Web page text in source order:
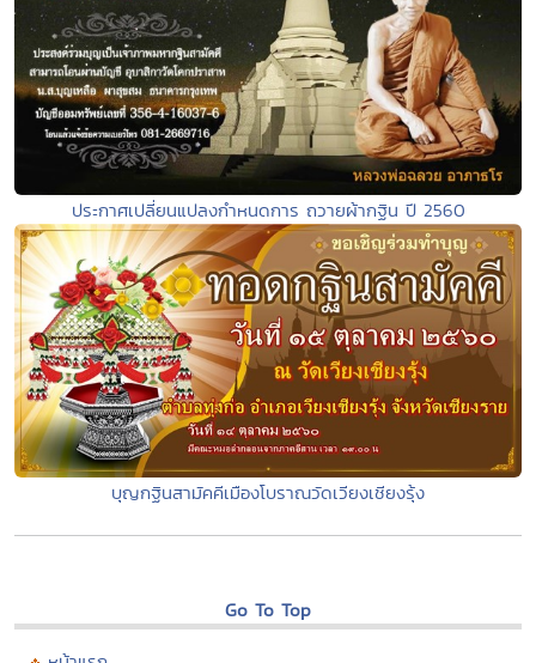
ประกาศเปลี่ยนแปลงกำหนดการ ถวายผ้ากฐิน ปี 2560
บุญกฐินสามัคคีเมืองโบราณวัดเวียงเชียงรุ้ง
Go To Top